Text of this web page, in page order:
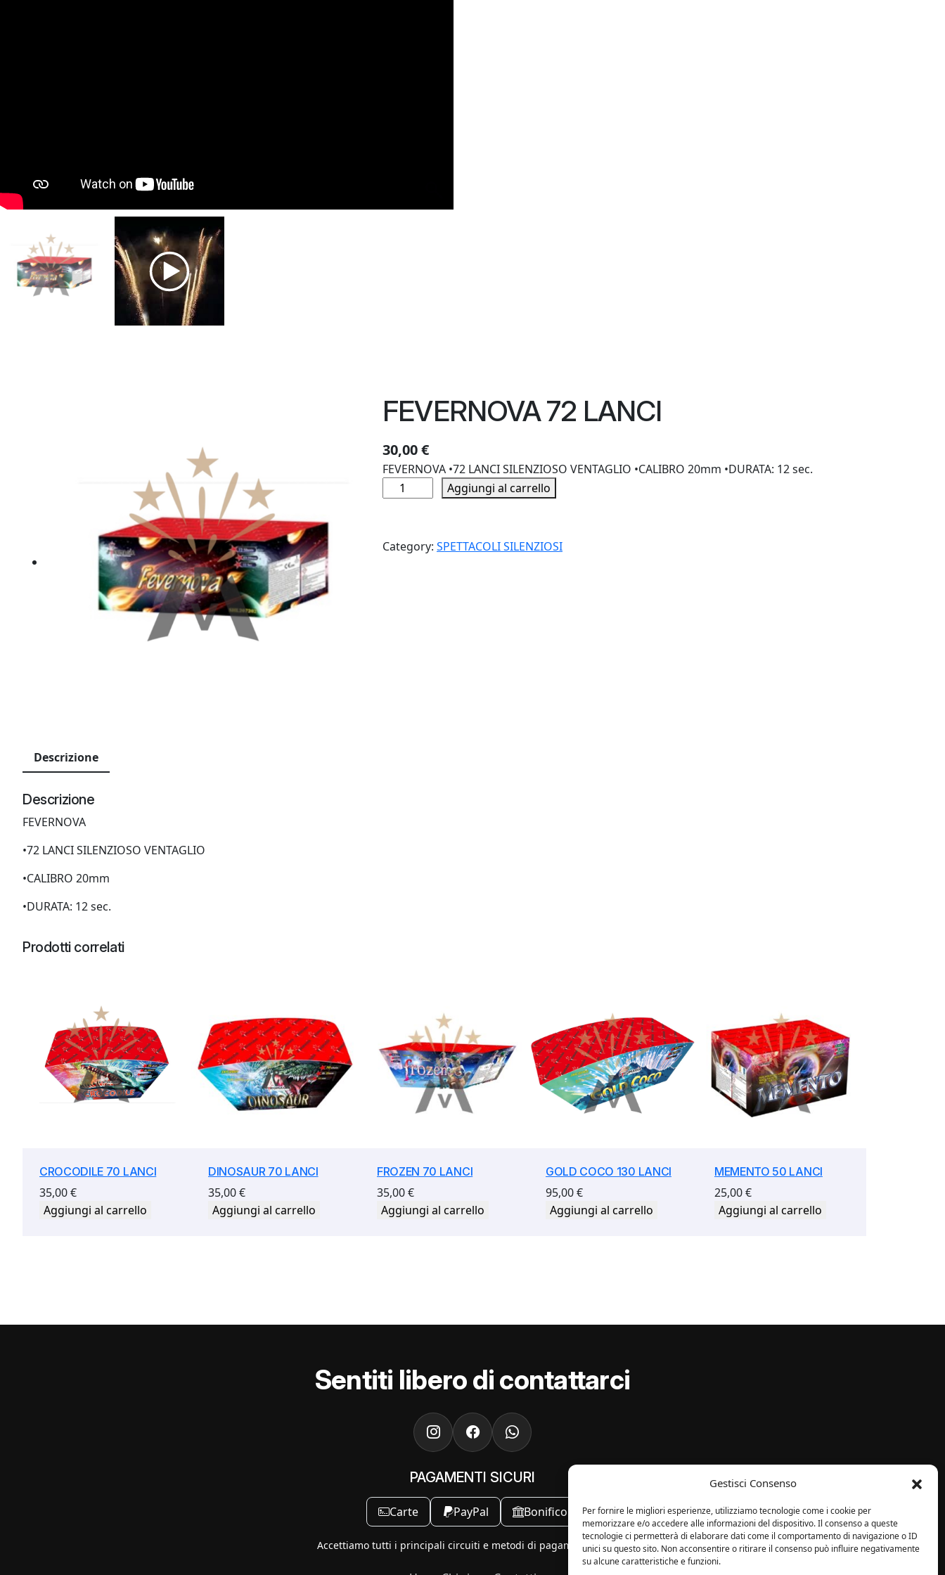
Gestisci Consenso
Per fornire le migliori esperienze, utilizziamo tecnologie come i cookie per
memorizzare e/o accedere alle informazioni del dispositivo. Il consenso a queste
tecnologie ci permetterà di elaborare dati come il comportamento di navigazione o ID
unici su questo sito. Non acconsentire o ritirare il consenso può influire negativamente
su alcune caratteristiche e funzioni.
FEVERNOVA 72 LANCI
30,00€
FEVERNOVA •72 LANCI SILENZIOSO VENTAGLIO •CALIBRO 20mm •DURATA: 12 sec.
E
R
Aggiungi al carrello
Category: SPETTACOLI SILENZIOSI
Descrizione
Descrizione
FEVERNOVA
•72 LANCI SILENZIOSO VENTAGLIO
•CALIBRO 20mm
•DURATA: 12 sec.
Prodotti correlati
CROCODILE 70 LANCI
35,00€
Aggiungi al carrello
DINOSAUR 70 LANCI
35,00€
Aggiungi al carrello
FROZEN 70 LANCI
35,00€
Aggiungi al carrello
GOLD COCO 130 LANCI
95,00€
Aggiungi al carrello
MEMENTO 50 LANCI
25,00€
Aggiungi al carrello
Sentiti libero di contattarci
PAGAMENTI SICURI
Carte PayPal Bonifico
Accettiamo tutti i principali circuiti e metodi di pagamento online.